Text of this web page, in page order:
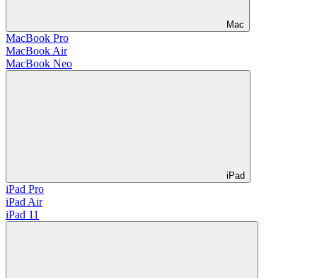
Mac
MacBook Pro
MacBook Air
MacBook Neo
iPad
iPad Pro
iPad Air
iPad 11